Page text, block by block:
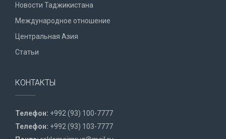
Новости Таджикистана
Международное отношение
Центральная Азия
Статьи
КОНТАКТЫ
Телефон: +992 (93) 100-7777
Телефон: +992 (93) 103-7777